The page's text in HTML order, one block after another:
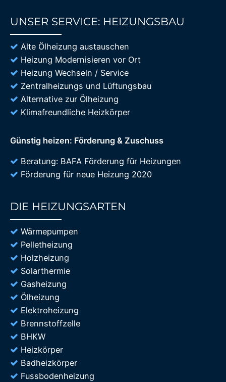
UNSER SERVICE: HEIZUNGSBAU
Alte Ölheizung austauschen
Heizung Modernisieren vor Ort
Heizung Wechseln / Service
Zentralheizungs und Lüftungsbau
Alternative zur Ölheizung
Klimafreundliche Heizkörper
Günstig heizen: Förderung & Zuschuss
Beratung: BAFA Förderung für Heizungen
Förderung für neue Heizung 2020
DIE HEIZUNGSARTEN
Wärmepumpen
Pelletheizung
Holzheizung
Solarthermie
Gasheizung
Ölheizung
Elektroheizung
Brennstoffzelle
BHKW
Heizkörper
Badheizkörper
Fussbodenheizung